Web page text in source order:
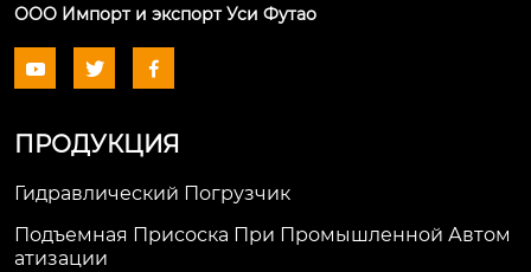
ООО Импорт и экспорт Уси Футао
  
ПРОДУКЦИЯ
Гидравлический Погрузчик
Подъемная Присоска При Промышленной Автом
Атизации